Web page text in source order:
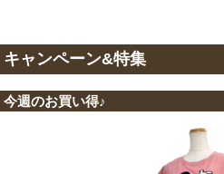
キャンペーン&特集
今週のお買い得♪